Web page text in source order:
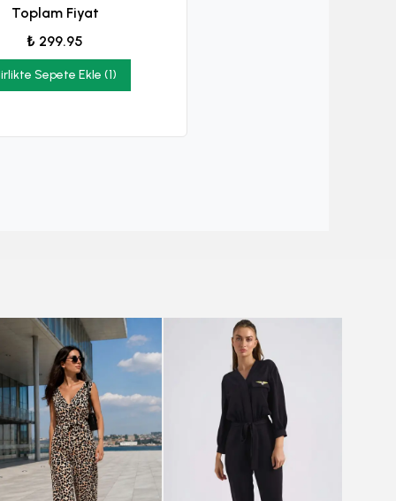
Toplam Fiyat
₺ 299.95
Sepete Ekle (1)